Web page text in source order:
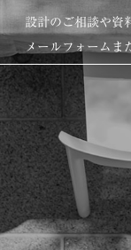
設計のご相談や資
メールフォームま